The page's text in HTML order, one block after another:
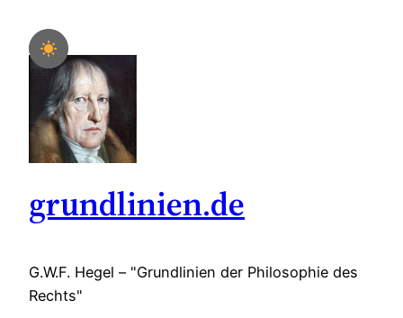
Inhalt
springen
grundlinien.de
G.W.F. Hegel – "Grundlinien der Philosophie des
Rechts"